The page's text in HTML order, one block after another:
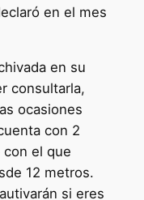
en el mes
en su
consultarla,
ocasiones
con 2
el que
12 metros.
si eres